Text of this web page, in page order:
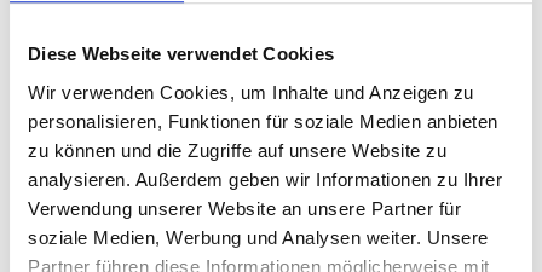
Diese Webseite verwendet Cookies
Wir verwenden Cookies, um Inhalte und Anzeigen zu
personalisieren, Funktionen für soziale Medien anbieten
zu können und die Zugriffe auf unsere Website zu
analysieren. Außerdem geben wir Informationen zu Ihrer
Verwendung unserer Website an unsere Partner für
soziale Medien, Werbung und Analysen weiter. Unsere
Partner führen diese Informationen möglicherweise mit